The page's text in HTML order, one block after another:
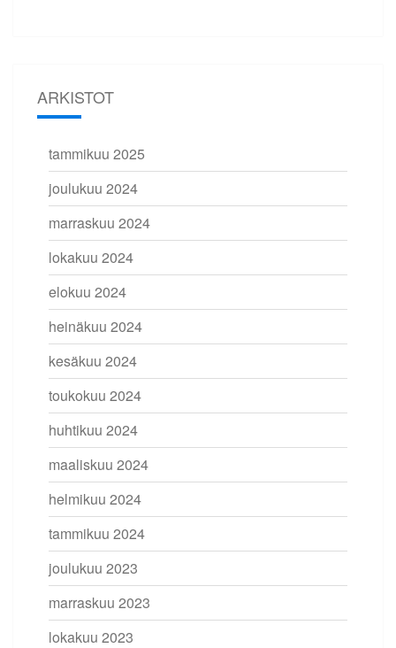
ARKISTOT
tammikuu 2025
joulukuu 2024
marraskuu 2024
lokakuu 2024
elokuu 2024
heinäkuu 2024
kesäkuu 2024
toukokuu 2024
huhtikuu 2024
maaliskuu 2024
helmikuu 2024
tammikuu 2024
joulukuu 2023
marraskuu 2023
lokakuu 2023